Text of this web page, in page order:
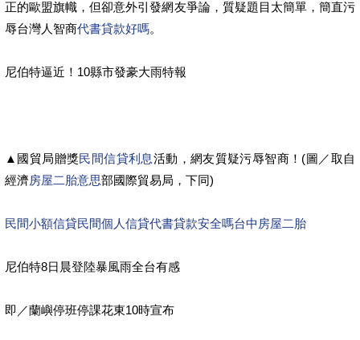
正的歐盟旗幟，但卻意外引發網友爭論，質疑題目太簡單，簡直污
辱台灣人智商代書貸款好嗎。
尼伯特逼近！10縣市發豪大雨特報
▲國貿局贈獎民間信貸利息活動，網友質疑污辱智商！(圖／取自
經濟房屋二胎意思部國際貿易局，下同)
民間小額信貸民間個人信貸代書貸款安全嗎台中房屋二胎
尼伯特8日晨登陸暴風雨全台有感
即／蘭嶼停班停課花東10時宣布